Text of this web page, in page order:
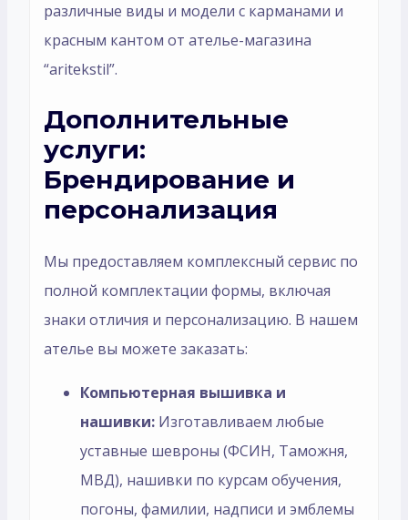
различные виды и модели с карманами и
красным кантом от ателье-магазина
“aritekstil”.
Дополнительные
услуги:
Брендирование и
персонализация
Мы предоставляем комплексный сервис по
полной комплектации формы, включая
знаки отличия и персонализацию. В нашем
ателье вы можете заказать:
Компьютерная вышивка и
нашивки: Изготавливаем любые
уставные шевроны (ФСИН, Таможня,
МВД), нашивки по курсам обучения,
погоны, фамилии, надписи и эмблемы